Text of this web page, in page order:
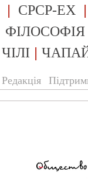
| СРСР-EX
ФІЛОСОФІЯ
ЧІЛІ |
Редакція